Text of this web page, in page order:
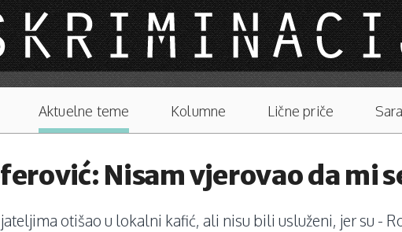
Aktuelne teme Kolumne Lične priče
Nisam vjerovao da mi
otišao u lokalni kafić, ali nisu bili usluženi, jer su -